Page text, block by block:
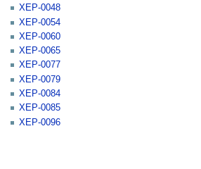
XEP-0048
XEP-0054
XEP-0060
XEP-0065
XEP-0077
XEP-0079
XEP-0084
XEP-0085
XEP-0096